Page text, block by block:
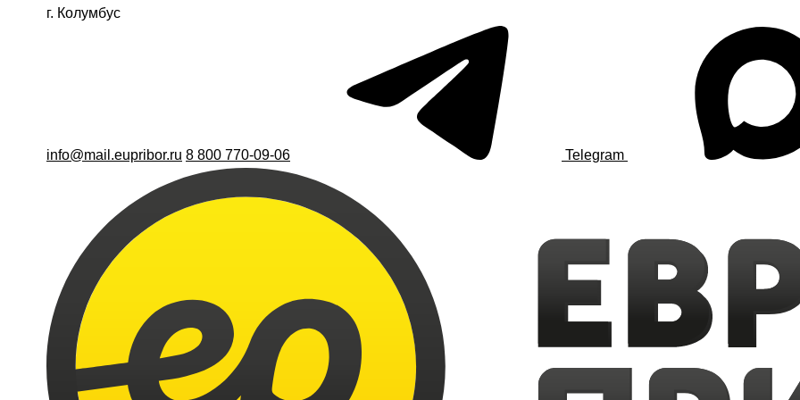
г. Колумбус
info@mail.eupribor.ru 8 800 770-09-06 Telegram